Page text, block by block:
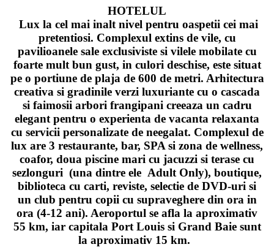
HOTELUL
Lux la cel mai inalt nivel pentru oaspetii cei mai
pretentiosi. Complexul extins de vile, cu
pavilioanele sale exclusiviste si vilele mobilate cu
foarte mult bun gust, in culori deschise, este situat
pe o portiune de plaja de 600 de metri. Arhitectura
creativa si gradinile verzi luxuriante cu o cascada
si faimosii arbori frangipani creeaza un cadru
elegant pentru o experienta de vacanta relaxanta
cu servicii personalizate de neegalat. Complexul de
lux are 3 restaurante, bar, SPA si zona de wellness,
coafor, doua piscine mari cu jacuzzi si terase cu
sezlonguri (una dintre ele Adult Only), boutique,
biblioteca cu carti, reviste, selectie de DVD-uri si
un club pentru copii cu supraveghere din ora in
ora (4-12 ani). Aeroportul se afla la aproximativ
55 km, iar capitala Port Louis si Grand Baie sunt
la aproximativ 15 km.